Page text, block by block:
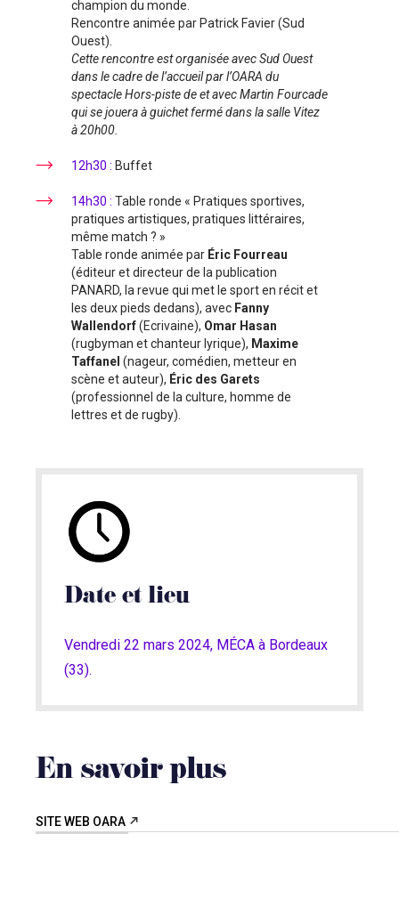
champion du monde.
Rencontre animée par Patrick Favier (Sud
Ouest).
Cette rencontre est organisée avec Sud Ouest
dans le cadre de l’accueil par l’OARA du
spectacle Hors-piste de et avec Martin Fourcade
qui se jouera à guichet fermé dans la salle Vitez
à 20h00.
12h30 : Buffet
14h30 : Table ronde « Pratiques sportives,
pratiques artistiques, pratiques littéraires,
même match ? »
Table ronde animée par Éric Fourreau
(éditeur et directeur de la publication
PANARD, la revue qui met le sport en récit et
les deux pieds dedans), avec Fanny
Wallendorf(Ecrivaine), Omar Hasan
(rugbyman et chanteur lyrique), Maxime
Taffanel (nageur, comédien, metteur en
scène et auteur), Éric des Garets
(professionnel de la culture, homme de
lettres et de rugby).
Date et lieu
Vendredi 22 mars 2024, MÉCA à Bordeaux
(33).
En savoir plus
SITE WEB OARA